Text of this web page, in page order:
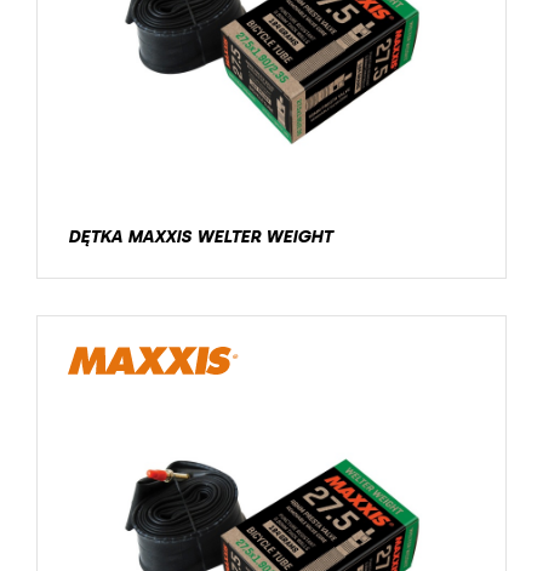
DĘTKA MAXXIS WELTER WEIGHT